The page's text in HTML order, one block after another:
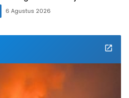
6 Agustus 2026